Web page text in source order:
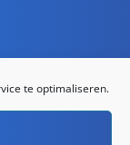
te optimaliseren.